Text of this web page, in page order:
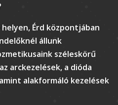
Érd központjában
állunk
széleskörű
arckezelések, a dióda
alakformáló kezelések